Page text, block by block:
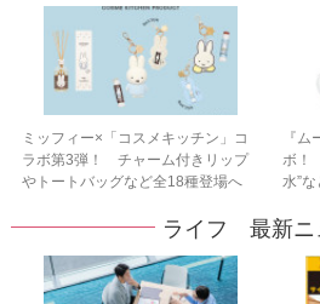
ミッフィー×「コスメキッチン」コ
ラボ第3弾！ チャーム付きリップ
やトートバッグなど全18種登場へ
『
ボ！
水”
ライフ 最新ニ